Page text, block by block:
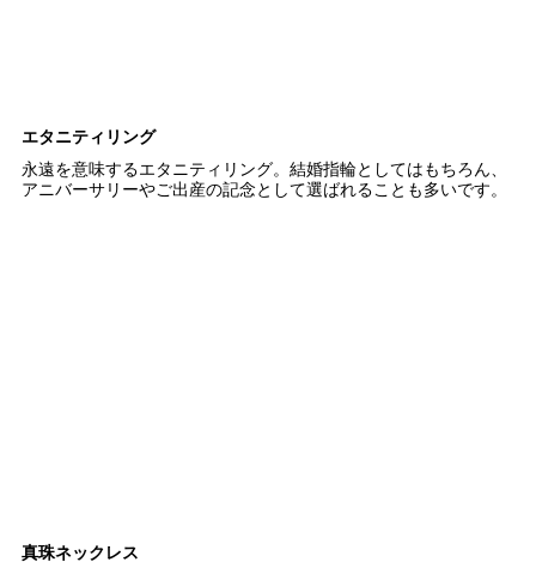
エタニティリング
永遠を意味するエタニティリング。結婚指輪としてはもちろん、
アニバーサリーやご出産の記念として選ばれることも多いです。
真珠ネックレス